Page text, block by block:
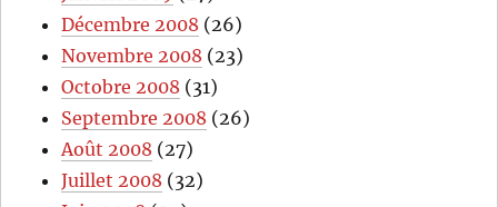
Décembre 2008 (26)
Novembre 2008 (23)
Octobre 2008 (31)
Septembre 2008 (26)
Août 2008 (27)
Juillet 2008 (32)